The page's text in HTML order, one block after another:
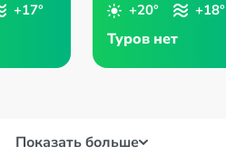
+17° +20° +18°
Туров нет
Показать больше